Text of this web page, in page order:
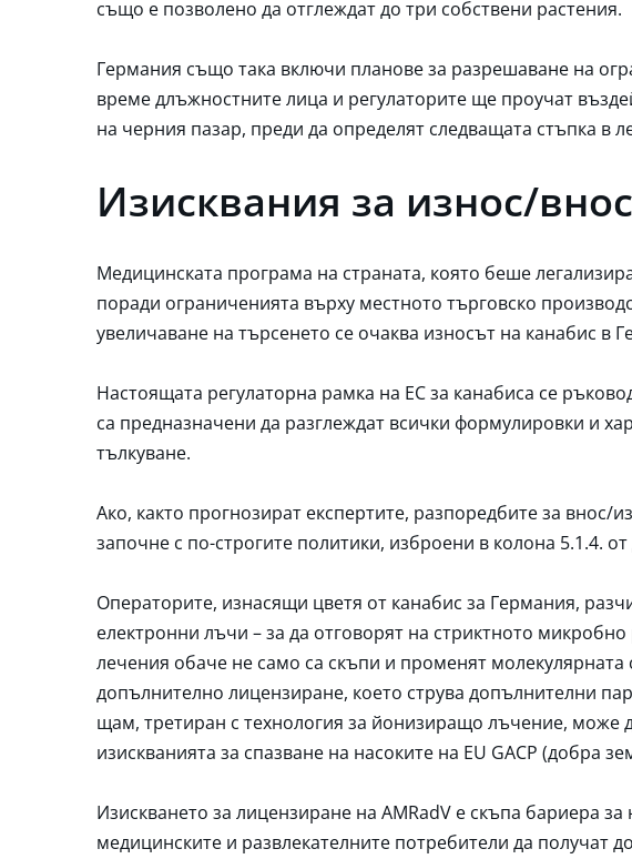
също е позволено да отглеждат до три собствени растения.
Германия също така включи планове за разрешаване на
време длъжностните лица и регулаторите ще проучат
на черния пазар, преди да определят следващата стъпка в
Изисквания за износ/
Медицинската програма на страната, която беше
поради ограниченията върху местното търговско
увеличаване на търсенето се очаква износът на канабис в
Настоящата регулаторна рамка на ЕС за канабиса се
са предназначени да разглеждат всички формулировки и
тълкуване.
Ако, както прогнозират експертите, разпоредбите за
започне с по-строгите политики, изброени в колона 5.1.4.
Операторите, изнасящи цветя от канабис за Германия,
електронни лъчи – за да отговорят на стриктното
лечения обаче не само са скъпи и променят молекулярната
допълнително лицензиране, което струва допълнителни
щам, третиран с технология за йонизиращо лъчение, може
изискванията за спазване на насоките на EU GACP (добра
Изискването за лицензиране на AMRadV е скъпа бариера
медицинските и развлекателните потребители да